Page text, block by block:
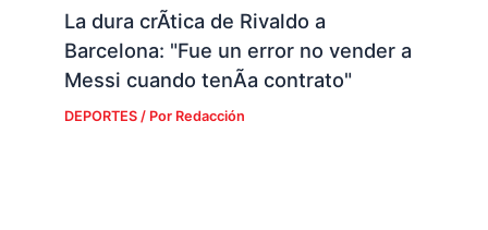
La dura crÃ­tica de Rivaldo a
Barcelona: "Fue un error no vender a
Messi cuando tenÃ­a contrato"
DEPORTES/ Por Redacción